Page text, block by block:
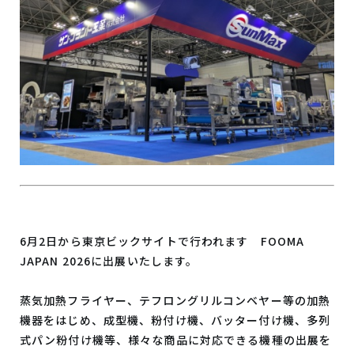
6月2日から東京ビックサイトで行われます FOOMA
JAPAN 2026に出展いたします。
蒸気加熱フライヤー、テフロングリルコンベヤー等の加熱
機器をはじめ、成型機、粉付け機、バッター付け機、多列
式パン粉付け機等、様々な商品に対応できる機種の出展を